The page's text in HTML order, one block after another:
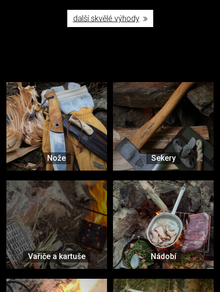
další skvělé výhody
Nože Sekery
Vařiče a kartuše Nádobí